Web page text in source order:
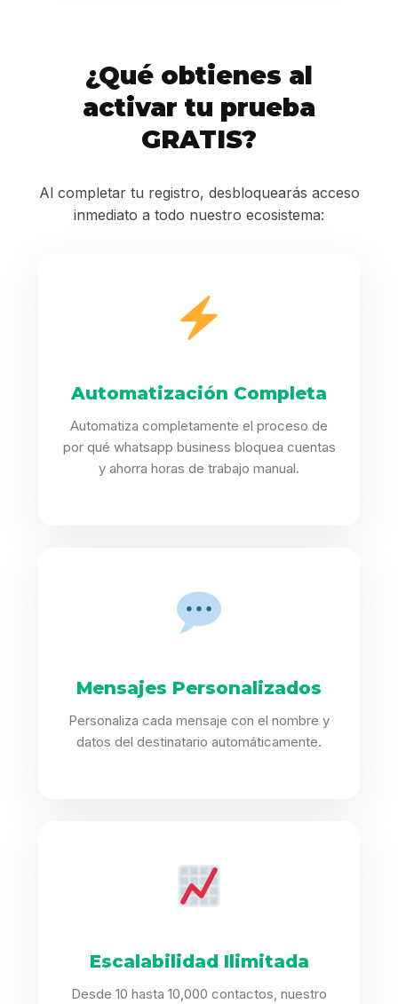
¿Qué obtienes al
activar tu prueba
GRATIS?
Al completar tu registro, desbloquearás acceso
inmediato a todo nuestro ecosistema:
Automatización Completa
Automatiza completamente el proceso de
por qué whatsapp business bloquea cuentas
y ahorra horas de trabajo manual.
Mensajes Personalizados
Personaliza cada mensaje con el nombre y
datos del destinatario automáticamente.
Escalabilidad Ilimitada
Desde 10 hasta 10,000 contactos, nuestro